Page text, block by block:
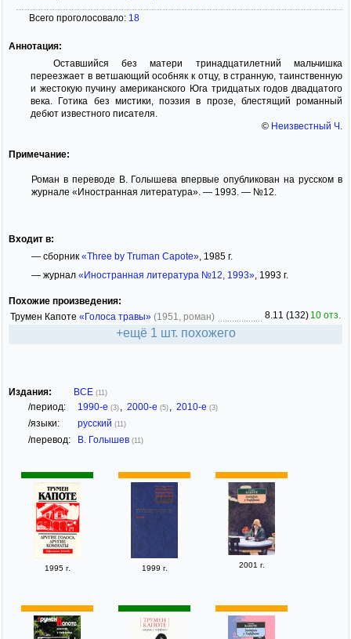
Всего проголосовало: 18
Аннотация:
Оставшийся без матери тринадцатилетний мальчишка
переезжает в ветшающий особняк к отцу, в странную, таинственную
и жестокую пучину американского Юга тридцатых годов двадцатого
века. Готика без мистики, поэзия в прозе, блестящий романный
дебют известного писателя.
© Неизвестный Ч.
Примечание:
Роман в переводе В. Голышева впервые опубликован на русском в
журнале «Иностранная литература». — 1993. — №12.
Входит в:
— сборник «Three by Truman Capote», 1985 г.
— журнал «Иностранная литература №12, 1993», 1993 г.
Похожие произведения:
Трумен Капоте «Голоса травы» (1951, роман) 8.11 (132) 10 отз.
+ещё 1 шт. похожего
Издания: ВСЕ (11)
/период: 1990-е (3) , 2000-е (5) , 2010-е (3)
/языки: русский (11)
/перевод: В. Голышев (11)
1995 г. 1999 г. 2001 г.